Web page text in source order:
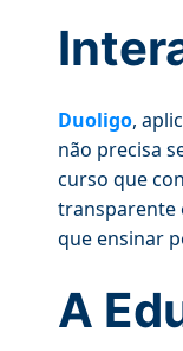
Duoligo,
não precisa
curso que
transparente
que ensinar
A